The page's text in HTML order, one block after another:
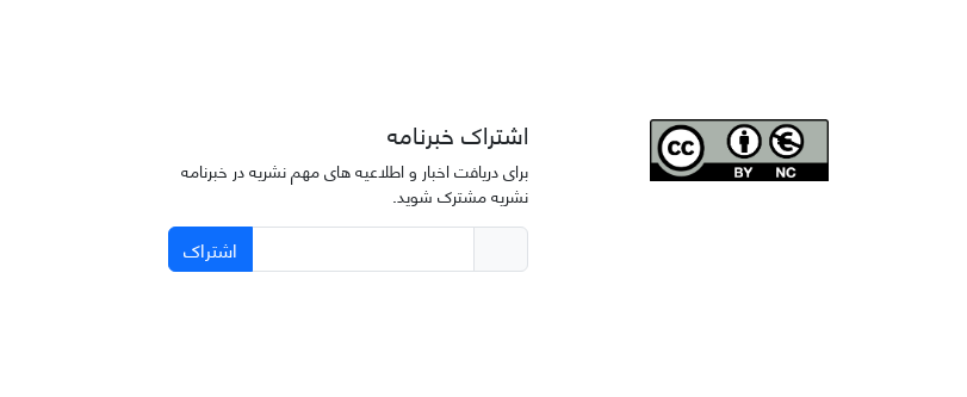
اشتراک خبرنامه
برای دریافت اخبار و اطلاعیه های مهم نشریه در خبرنامه
نشریه مشترک شوید.
اشتراک